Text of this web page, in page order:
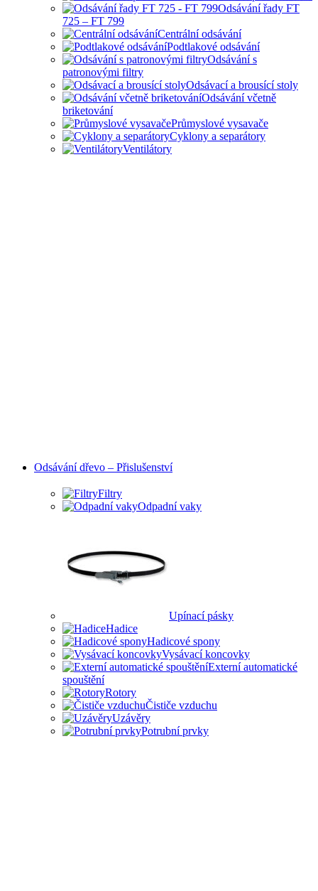
Odsávání řady FT
725 – FT 799
Centrální odsávání
Podtlakové odsávání
Odsávání s
patronovými filtry
Odsávací a brousící stoly
Odsávání včetně
briketování
Průmyslové vysavače
Cyklony a separátory
Ventilátory
Odsávání dřevo – Přislušenství
Filtry
Odpadní vaky
Upínací pásky
Hadice
Hadicové spony
Vysávací koncovky
Externí automatické
spouštění
Rotory
Čističe vzduchu
Uzávěry
Potrubní prvky